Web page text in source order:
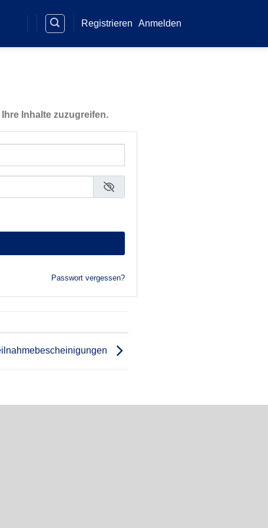
Registrieren Anmelden
Inhalte zuzugreifen.
Passwort vergessen?